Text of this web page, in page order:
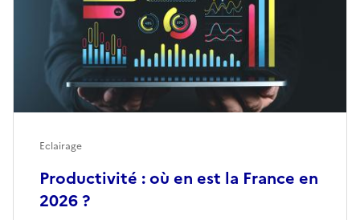
Productivité : où en est la France en
2026 ?
Eclairage